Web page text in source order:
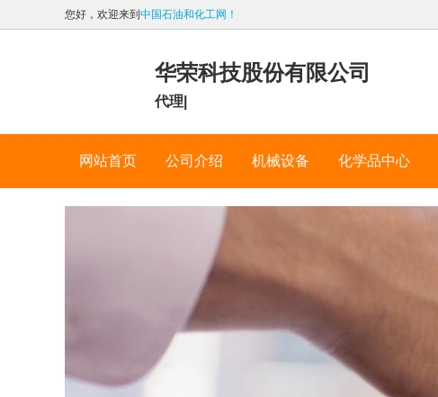
您好，欢迎来到 中国石油和化工网！
华荣科技股份有限公司
代理|
网站首页 公司介绍 机械设备 化学品中心